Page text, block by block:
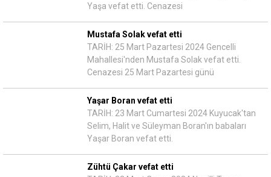
Yaşa vefat etti. Cenazesi
Mustafa Solak vefat etti
TARİH: 25 Mart Pazartesi 2024 Gencelli
Mahallesi'nden Mustafa Solak vefat etti.
Cenazesi 25 Mart Pazartesi günü
Yaşar Boran vefat etti
TARİH: 23 Mart Cumartesi 2024 Kuyucak'tan
Selim, Halit ve Süleyman Boran'ın babaları
Yaşar Boran vefat etti.
Zühtü Çakar vefat etti